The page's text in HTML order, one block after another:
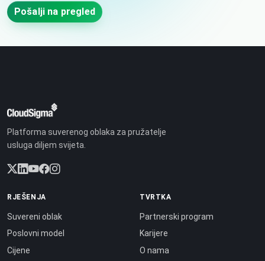
Pošalji na pregled
Platforma suverenog oblaka za pružatelje
usluga diljem svijeta.
RJEŠENJA
Suvereni oblak
Poslovni model
Cijene
TVRTKA
Partnerski program
Karijere
O nama